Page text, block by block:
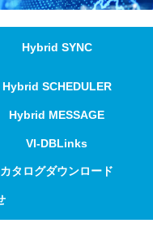
Hybrid SYNC
Hybrid SCHEDULER
Hybrid MESSAGE
VI-DBLinks
カタログダウンロード